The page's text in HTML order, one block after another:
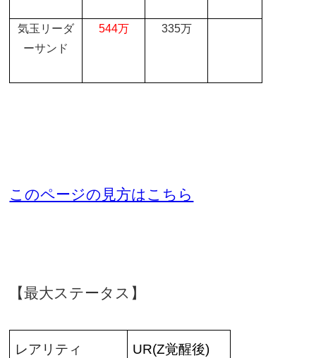
気玉リーダ
ーサンド
544万 335万
このページの見方はこちら
【最大ステータス】
レアリティ UR(Z覚醒後)